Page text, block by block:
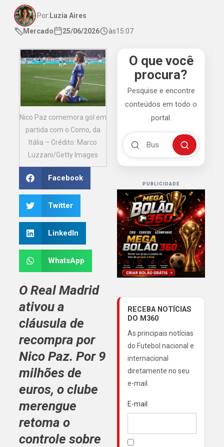
Por: Luzia Aires
Mercado
25/06/2026 às15:07
Nico Paz comemora gol em
partida com o Como, da
Itália – Crédito: Marco
Luzzani/Getty Images
Facebook
Twitter
LinkedIn
WhatsApp
O Real Madrid
ativou a
cláusula de
recompra por
Nico Paz. Por 9
milhões de
euros, o clube
merengue
retoma o
controle sobre
O que você
procura?
Pesquise e encontre
conteúdos em todo o
portal.
Buscar no Mengão 360
Buscar
PUBLICIDADE
RECEBA NOTÍCIAS
DO M360
As principais notícias
do Futebol nacional e
internacional
diretamente no seu
e-mail.
E-mail